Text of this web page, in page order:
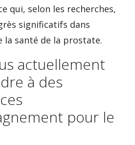
qui, selon les recherches,
significatifs dans
santé de la prostate.
actuellement
à des
pour le